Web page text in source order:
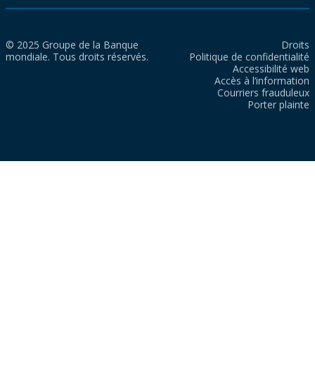
© 2025 Groupe de la Banque
mondiale. Tous droits réservés.
Droits
Politique de confidentialité
Accessibilité web
Accès à l’information
Courriers frauduleux
Porter plainte